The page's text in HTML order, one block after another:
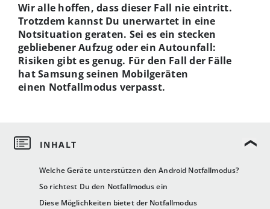
Welche Geräte unterstützen den Android Notfallmodus?
So richtest Du den Notfallmodus ein
Diese Möglichkeiten bietet der Notfallmodus
Wir alle hoffen, dass dieser Fall nie eintritt.
Trotzdem kannst Du unerwartet in eine
Notsituation geraten. Sei es ein stecken
gebliebener Aufzug oder ein Autounfall:
Risiken gibt es genug. Für den Fall der Fälle
hat Samsung seinen Mobilgeräten
einen Notfallmodus verpasst.